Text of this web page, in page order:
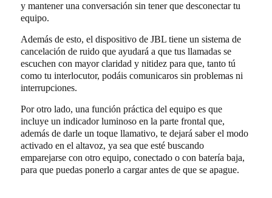
y mantener una conversación sin tener que desconectar tu
equipo.
Además de esto, el dispositivo de JBL tiene un sistema de
cancelación de ruido que ayudará a que tus llamadas se
escuchen con mayor claridad y nitidez para que, tanto tú
como tu interlocutor, podáis comunicaros sin problemas ni
interrupciones.
Por otro lado, una función práctica del equipo es que
incluye un indicador luminoso en la parte frontal que,
además de darle un toque llamativo, te dejará saber el modo
activado en el altavoz, ya sea que esté buscando
emparejarse con otro equipo, conectado o con batería baja,
para que puedas ponerlo a cargar antes de que se apague.